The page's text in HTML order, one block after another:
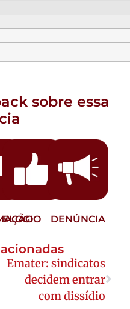
sobre essa
ELOGIO DENÚNCIA
Emater: sindicatos
decidem entrar
com dissídio